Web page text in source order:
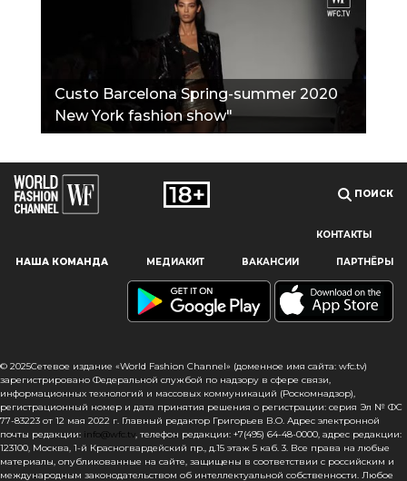
Наш сайт использует файлы cookie и похожие технологии,
пользователям, предоставляя персонализированную
информацию, запоминая предпочтения в области
сайта, вы подтверждаете свое согласие на использование
файлов cookie в соответствии с настоящим уведомлением
в отношении данного типа файлов. Если вы не согласны
с тем, чтобы мы использовали данный тип файлов,
то вы должны соответствующим образом установить
настройки вашего браузера или не использовать сайт wfc.tv
Сusto Barcelona Spring-summer 2020
New York fashion show"
ПОИСК
КОНТАКТЫ
НАША КОМАНДА МЕДИАКИТ ВАКАНСИИ ПАРТНЁРЫ
© 2025Сетевое издание «World Fashion Channel» (доменное имя сайта: wfc.tv)
зарегистрировано Федеральной службой по надзору в сфере связи,
информационных технологий и массовых коммуникаций (Роскомнадзор),
регистрационный номер и дата принятия решения о регистрации: серия Эл № ФС
77-83223 от 12 мая 2022 г. Главный редактор Григорьев В.О. Адрес электронной
почты редакции: info@wfc.tv, телефон редакции: +7(495) 64-48-0000, адрес редакции:
123100, Москва, 1-й Красногвардейский пр., д.15 этаж 5 каб. 3. Все права на любые
материалы, опубликованные на сайте, защищены в соответствии с российским и
международным законодательством об интеллектуальной собственности. Любое